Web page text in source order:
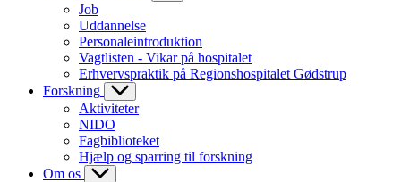
Job
Uddannelse
Personaleintroduktion
Vagtlisten - Vikar på hospitalet
Erhvervspraktik på Regionshospitalet Gødstrup
Forskning
Aktiviteter
NIDO
Fagbiblioteket
Hjælp og sparring til forskning
Om os